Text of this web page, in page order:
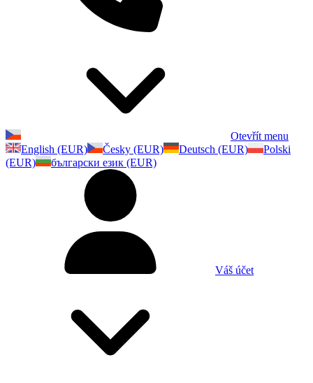
Otevřít menu
English (EUR)
Česky (EUR) Deutsch (EUR)
Polski
(EUR)
български език (EUR)
Váš účet